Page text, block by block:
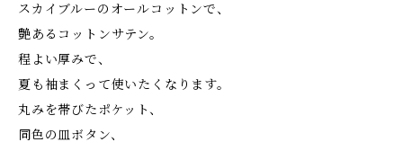
スカイブルーのオールコットンで、
艶あるコットンサテン。
程よい厚みで、
夏も袖まくって使いたくなります。
丸みを帯びたポケット、
同色の皿ボタン、